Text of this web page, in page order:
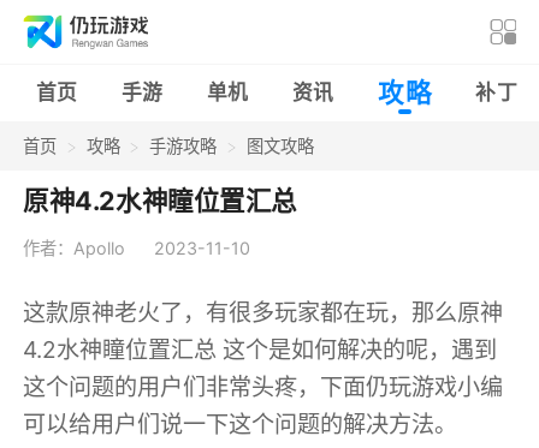
首页 手游 单机 资讯 攻略 补丁
首页 攻略 手游攻略 图文攻略
原神4.2水神瞳位置汇总
作者：Apollo 2023-11-10
这款原神老火了，有很多玩家都在玩，那么原神
4.2水神瞳位置汇总 这个是如何解决的呢，遇到
这个问题的用户们非常头疼，下面仍玩游戏小编
可以给用户们说一下这个问题的解决方法。